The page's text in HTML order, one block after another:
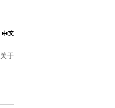
关于